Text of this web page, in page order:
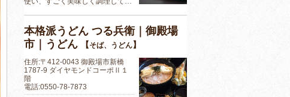
本格派うどん つる兵衛｜御殿場
市｜うどん
【そば、うどん】
住所:〒412-0043 御殿場市新橋
1787-9 ダイヤモンドコーポⅡ１
階
電話:0550-78-7873